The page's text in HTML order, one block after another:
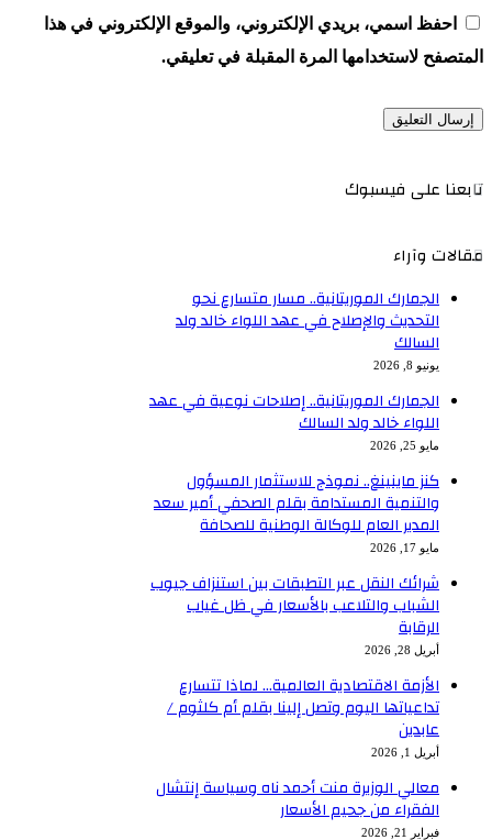
احفظ اسمي، بريدي الإلكتروني، والموقع الإلكتروني في هذا
المتصفح لاستخدامها المرة المقبلة في تعليقي.
تابعنا على فيسبوك
مقالات وآراء
الجمارك الموريتانية.. مسار متسارع نحو
التحديث والإصلاح في عهد اللواء خالد ولد
السالك
يونيو 8, 2026
الجمارك الموريتانية.. إصلاحات نوعية في عهد
اللواء خالد ولد السالك
مايو 25, 2026
كنز ماينينغ.. نموذج للاستثمار المسؤول
والتنمية المستدامة بقلم الصحفي أمير سعد
المدير العام للوكالة الوطنية للصحافة
مايو 17, 2026
شرائك النقل عبر التطبقات بين استنزاف جيوب
الشباب والتلاعب بالأسعار في ظل غياب
الرقابة
أبريل 28, 2026
الأزمة الاقتصادية العالمية… لماذا تتسارع
تداعياتها اليوم وتصل إلينا بقلم أم كلثوم /
عابدين
أبريل 1, 2026
معالي الوزيرة منت أحمد ناه وسياسة إنتشال
الفقراء من جحيم الأسعار
فبراير 21, 2026